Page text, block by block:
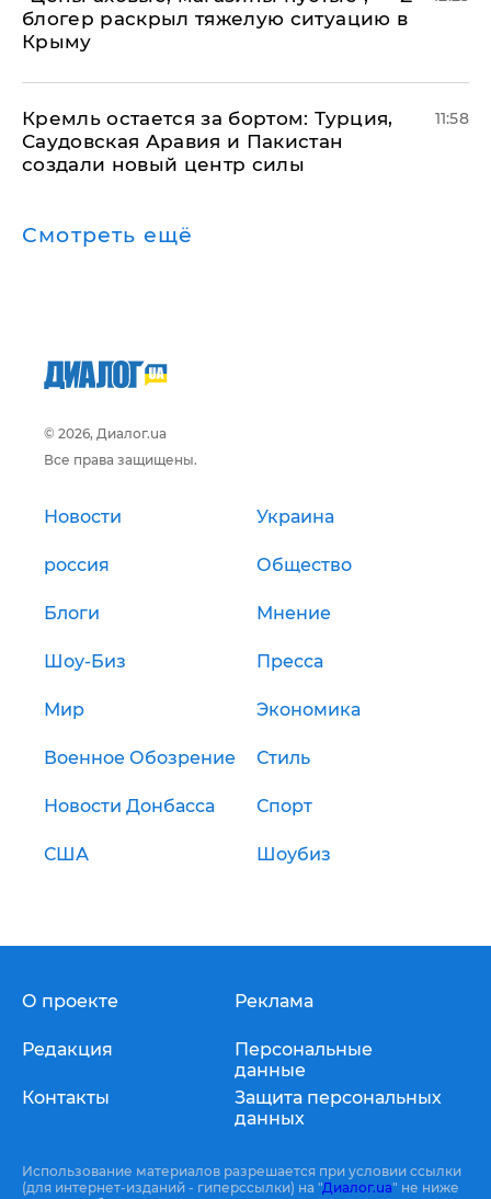
блогер раскрыл тяжелую ситуацию в
Крыму
​Кремль остается за бортом: Турция,
Саудовская Аравия и Пакистан
создали новый центр силы
11:58
Смотреть ещё
© 2026, Диалог.ua
Все права защищены.
Новости Украина
россия Общество
Блоги Мнение
Шоу-Биз Пресса
Мир Экономика
Военное Обозрение Стиль
Новости Донбасса Спорт
США Шоубиз
О проекте
Редакция
Контакты
Реклама
Персональные
данные
Защита персональных
данных
Использование материалов разрешается при условии ссылки
(для интернет-изданий - гиперссылки) на "Диалог.ua" не ниже